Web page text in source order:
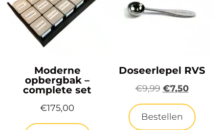
Moderne
opbergbak –
complete set
€175,00
Doseerlepel RVS
€9,99 €7,50
Bestellen